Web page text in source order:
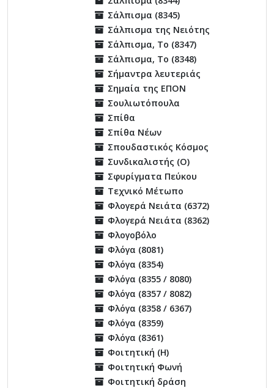
Σάλπισμα (8345)
Σάλπισμα της Νειότης
Σάλπισμα, Το (8347)
Σάλπισμα, Το (8348)
Σήμαντρα λευτεριάς
Σημαία της ΕΠΟΝ
Σουλιωτόπουλα
Σπίθα
Σπίθα Νέων
Σπουδαστικός Κόσμος
Συνδικαλιστής (Ο)
Σφυρίγματα Πεύκου
Τεχνικό Μέτωπο
Φλογερά Νειάτα (6372)
Φλογερά Νειάτα (8362)
Φλογοβόλο
Φλόγα (8081)
Φλόγα (8354)
Φλόγα (8355 / 8080)
Φλόγα (8357 / 8082)
Φλόγα (8358 / 6367)
Φλόγα (8359)
Φλόγα (8361)
Φοιτητική (Η)
Φοιτητική Φωνή
Φοιτητική δράση